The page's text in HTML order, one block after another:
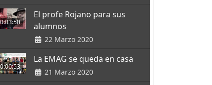
El profe Rojano para sus
alumnos
22 Marzo 2020
La EMAG se queda en casa
21 Marzo 2020